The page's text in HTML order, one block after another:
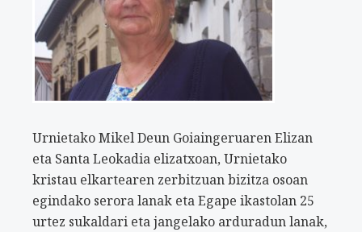
Urnietako Mikel Deun Goiaingeruaren Elizan
eta Santa Leokadia elizatxoan, Urnietako
kristau elkartearen zerbitzuan bizitza osoan
egindako serora lanak eta Egape ikastolan 25
urtez sukaldari eta jangelako arduradun lanak,